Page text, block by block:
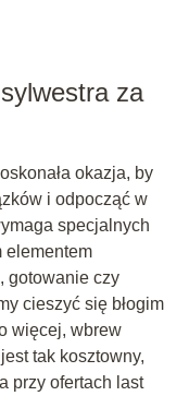
za
okazja, by
i odpocząć w
specjalnych
elementem
gotowanie czy
cieszyć się błogim
więcej, wbrew
tak kosztowny,
przy ofertach last